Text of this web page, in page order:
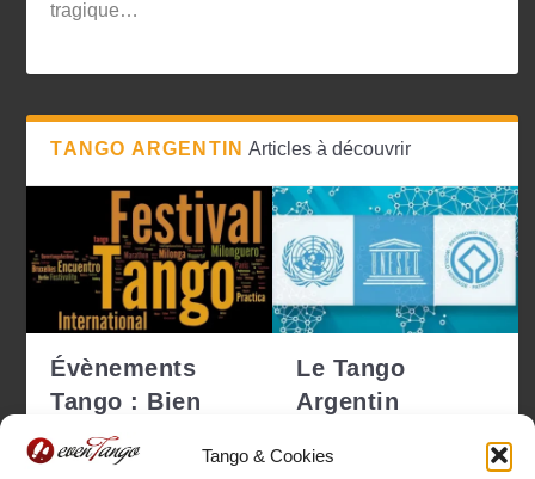
Tango & Cookies
tragique…
TANGO ARGENTIN Articles à découvrir
Évènements
Tango : Bien
choisir pour ne
pas se tro...
Le Tango
Argentin
Patrimoine